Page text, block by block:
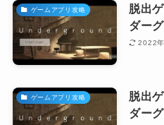
ゲームアプリ攻略
脱出
ダー
2022
ゲームアプリ攻略
脱出
ダー